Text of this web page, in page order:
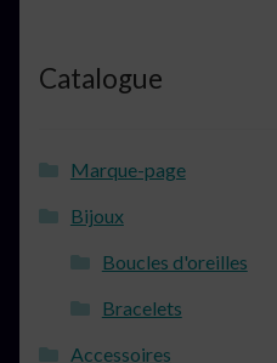
Catalogue
Marque-page
Bijoux
Boucles d'oreilles
Bracelets
Accessoires